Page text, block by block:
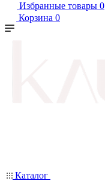
Избранные товары 0
Корзина 0
Каталог